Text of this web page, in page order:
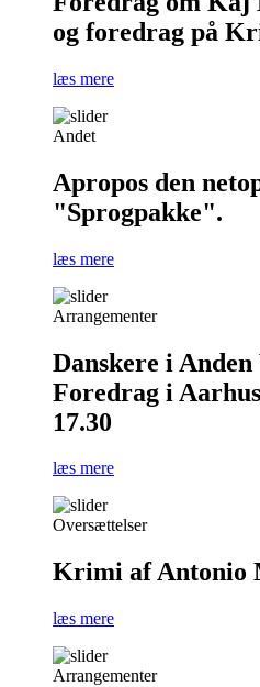
og foredrag på
læs mere
Andet
Apropos den
"Sprogpakke".
læs mere
Arrangementer
Danskere i
Foredrag i
17.30
læs mere
Oversættelser
Krimi af Antonio
læs mere
Arrangementer